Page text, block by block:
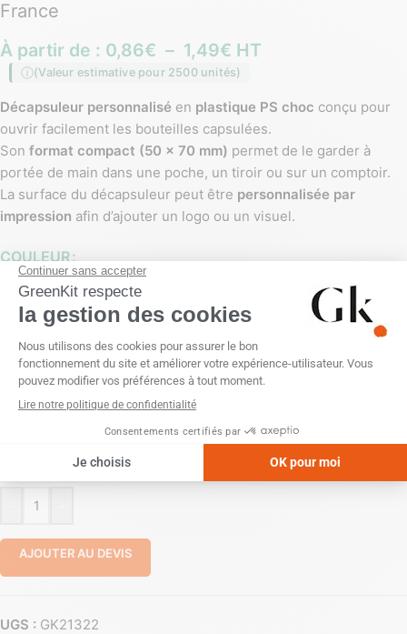
France
À partir de : 0,86€ – 1,49€ HT
(Valeur estimative pour 2500 unités)
Décapsuleur personnalisé en plastique PS choc conçu pour
ouvrir facilement les bouteilles capsulées.
Son format compact (50 × 70 mm) permet de le garder à
portée de main dans une poche, un tiroir ou sur un comptoir.
La surface du décapsuleur peut être personnalisée par
impression afin d’ajouter un logo ou un visuel.
COULEUR
PERSONNALISATION
Impression numérique (quadri) Sérigraphie (1 couleur)
AJOUTER AU DEVIS
UGS : GK21322